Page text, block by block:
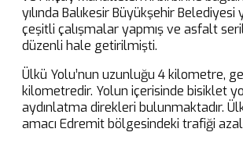
yılında Balıkesir Büyükşehir
çeşitli çalışmalar yapmış ve asfalt
düzenli hale getirilmişti.
Ülkü Yolu’nun uzunluğu 4 kilometre,
kilometredir. Yolun içerisinde bisiklet
aydınlatma direkleri bulunmaktadır.
amacı Edremit bölgesindeki trafiği